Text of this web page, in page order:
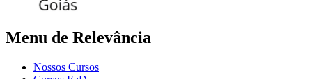
Menu de Relevância
Nossos Cursos